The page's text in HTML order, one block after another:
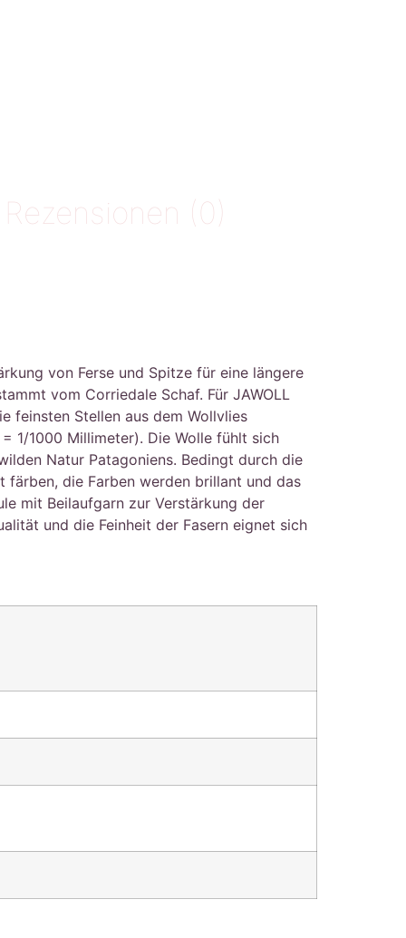
Rezensionen (0)
von Ferse und Spitze für eine längere
vom Corriedale Schaf. Für JAWOLL
feinsten Stellen aus dem Wollvlies
1/1000 Millimeter). Die Wolle fühlt sich
Natur Patagoniens. Bedingt durch die
färben, die Farben werden brillant und das
mit Beilaufgarn zur Verstärkung der
und die Feinheit der Fasern eignet sich